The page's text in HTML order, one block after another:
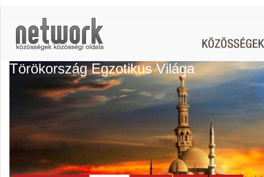
Törökország Egzotikus Világa